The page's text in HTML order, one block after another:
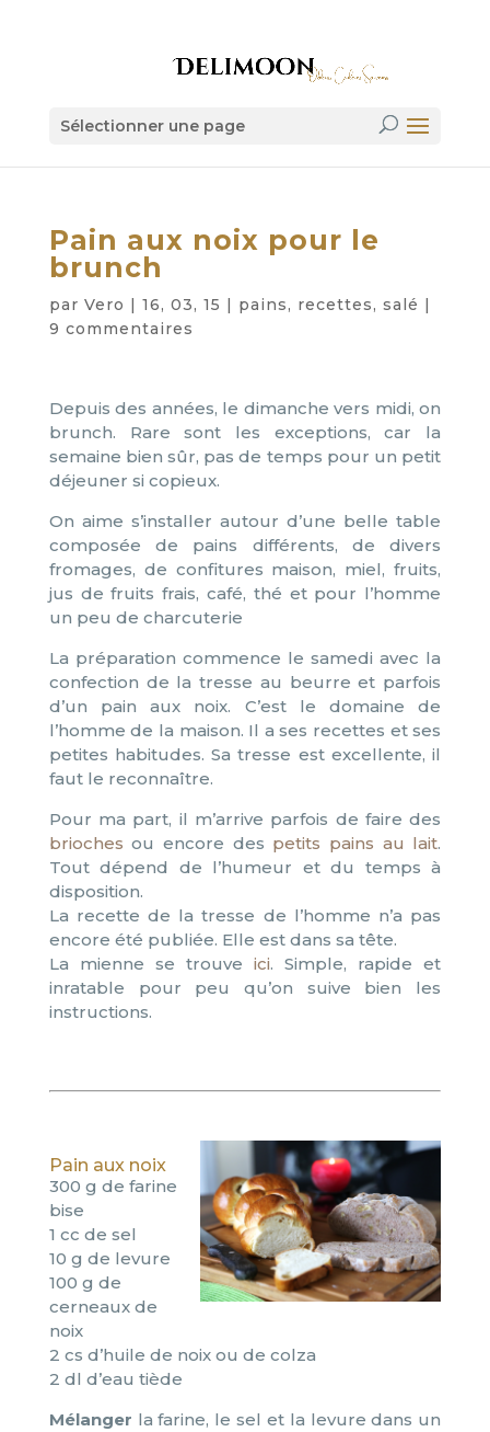
Sélectionner une page
Pain aux noix pour le
brunch
par Vero | 16, 03, 15 | pains, recettes, salé |
9 commentaires
Depuis des années, le dimanche vers midi, on
brunch. Rare sont les exceptions, car la
semaine bien sûr, pas de temps pour un petit
déjeuner si copieux.
On aime s’installer autour d’une belle table
composée de pains différents, de divers
fromages, de confitures maison, miel, fruits,
jus de fruits frais, café, thé et pour l’homme
un peu de charcuterie
La préparation commence le samedi avec la
confection de la tresse au beurre et parfois
d’un pain aux noix. C’est le domaine de
l’homme de la maison. Il a ses recettes et ses
petites habitudes. Sa tresse est excellente, il
faut le reconnaître.
Pour ma part, il m’arrive parfois de faire des
brioches ou encore des petits pains au lait.
Tout dépend de l’humeur et du temps à
disposition.
La recette de la tresse de l’homme n’a pas
encore été publiée. Elle est dans sa tête.
La mienne se trouveici. Simple, rapide et
inratable pour peu qu’on suive bien les
instructions.
Pain aux noix
300 g de farine
bise
1 cc de sel
10 g de levure
100 g de
cerneaux de
noix
2 cs d’huile de noix ou de colza
2 dl d’eau tiède
Mélanger la farine, le sel et la levure dans un